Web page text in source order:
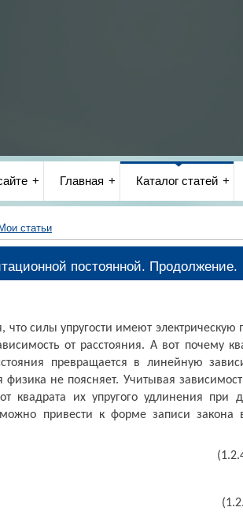
Главная Каталог статей
Мои статьи
постоянной. Продолжение.
что силы упругости имеют электрическую
от расстояния. А вот почему
превращается в линейную
физика не поясняет. Учитывая
квадрата их упругого удлинения при
привести к форме записи закона